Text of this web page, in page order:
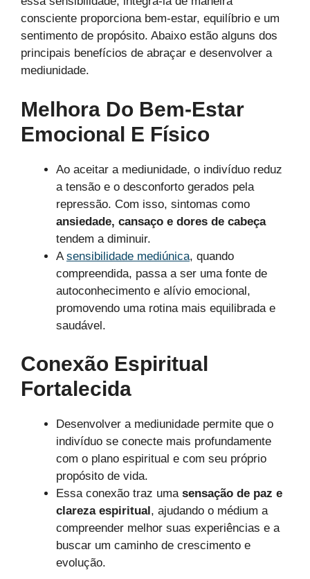
consciente proporciona bem-estar, equilíbrio e um
sentimento de propósito. Abaixo estão alguns dos
principais benefícios de abraçar e desenvolver a
mediunidade.
Melhora Do Bem-Estar
Emocional E Físico
Ao aceitar a mediunidade, o indivíduo reduz
a tensão e o desconforto gerados pela
repressão. Com isso, sintomas como
ansiedade, cansaço e dores de cabeça
tendem a diminuir.
A sensibilidade mediúnica, quando
compreendida, passa a ser uma fonte de
autoconhecimento e alívio emocional,
promovendo uma rotina mais equilibrada e
saudável.
Conexão Espiritual
Fortalecida
Desenvolver a mediunidade permite que o
indivíduo se conecte mais profundamente
com o plano espiritual e com seu próprio
propósito de vida.
Essa conexão traz uma sensação de paz e
clareza espiritual, ajudando o médium a
compreender melhor suas experiências e a
buscar um caminho de crescimento e
evolução.